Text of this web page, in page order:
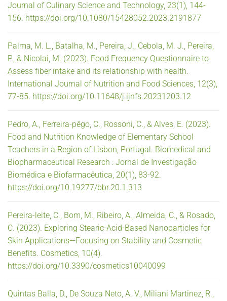
Journal of Culinary Science and Technology, 23(1), 144-
156. https://doi.org/10.1080/15428052.2023.2191877
Palma, M. L., Batalha, M., Pereira, J., Cebola, M. J., Pereira,
P., & Nicolai, M. (2023). Food Frequency Questionnaire to
Assess fiber intake and its relationship with health.
International Journal of Nutrition and Food Sciences, 12(3),
77-85. https://doi.org/10.11648/j.ijnfs.20231203.12
Pedro, A., Ferreira-pêgo, C., Rossoni, C., & Alves, E. (2023).
Food and Nutrition Knowledge of Elementary School
Teachers in a Region of Lisbon, Portugal. Biomedical and
Biopharmaceutical Research : Jornal de Investigação
Biomédica e Biofarmacêutica, 20(1), 83-92.
https://doi.org/10.19277/bbr.20.1.313
Pereira-leite, C., Bom, M., Ribeiro, A., Almeida, C., & Rosado,
C. (2023). Exploring Stearic-Acid-Based Nanoparticles for
Skin Applications—Focusing on Stability and Cosmetic
Benefits. Cosmetics, 10(4).
https://doi.org/10.3390/cosmetics10040099
Quintas Balla, D., De Souza Neto, A. V., Miliani Martinez, R.,